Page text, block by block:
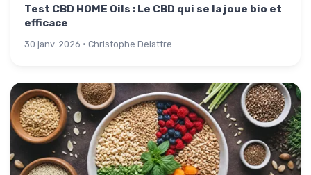
Test CBD HOME Oils : Le CBD qui se la joue bio et
efficace
30 janv. 2026 · Christophe Delattre